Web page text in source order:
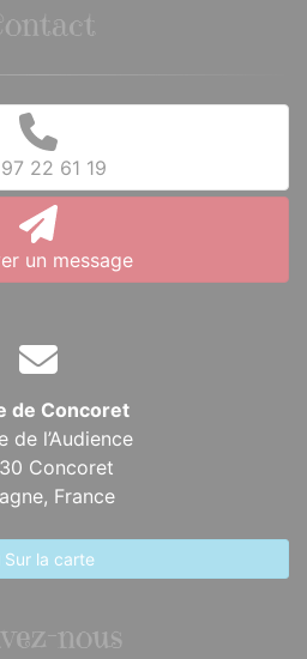
22 61 19
un message
de Concoret
de l’Audience
Concoret
France
Sur la carte
nous